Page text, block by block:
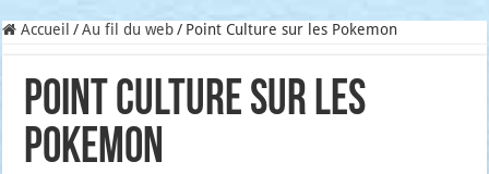
Accueil / Au fil du web / Point Culture sur les Pokemon
Point Culture sur les
Pokemon